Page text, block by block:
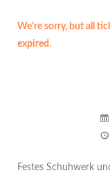
We're sorry, but all
expired.
Festes Schuhwerk